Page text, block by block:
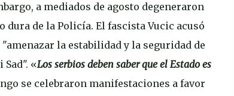
a mediados de agosto degeneraron
de la Policía. El fascista Vucic acusó
la estabilidad y la seguridad de
«Los serbios deben saber que el Estado es
se celebraron manifestaciones a favor